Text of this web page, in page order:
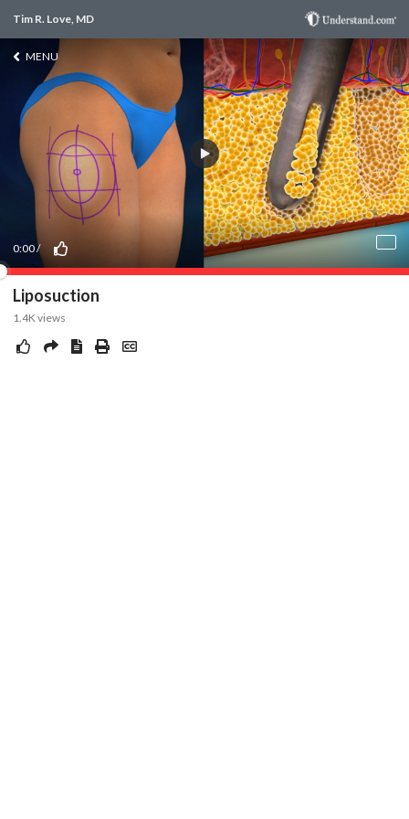
Tim R. Love, MD
MENU
0:00/
Liposuction
1.4Kviews